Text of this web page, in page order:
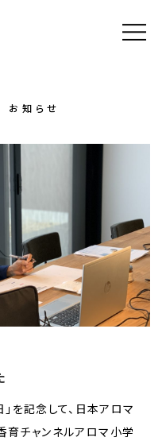
お知らせ
を記念して、日本アロマ
チャンネルアロマ小学